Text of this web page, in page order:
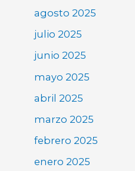
agosto 2025
julio 2025
junio 2025
mayo 2025
abril 2025
marzo 2025
febrero 2025
enero 2025